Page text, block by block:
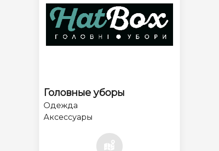
Головные уборы
Одежда
Аксессуары